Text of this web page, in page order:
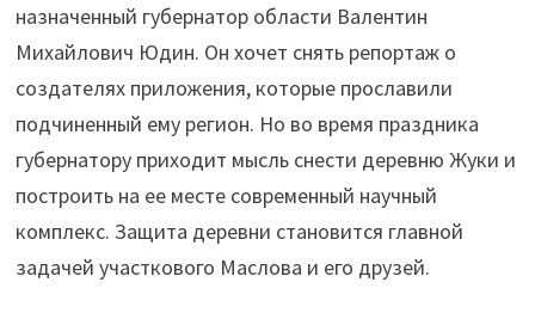
назначенный губернатор области Валентин
Михайлович Юдин. Он хочет снять репортаж о
создателях приложения, которые прославили
подчиненный ему регион. Но во время праздника
губернатору приходит мысль снести деревню Жуки и
построить на ее месте современный научный
комплекс. Защита деревни становится главной
задачей участкового Маслова и его друзей.